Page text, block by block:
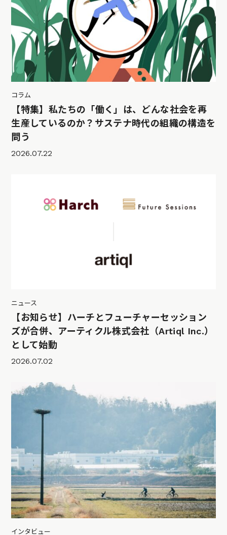
コラム
【特集】私たちの「働く」は、どんな社会を再
生産しているのか？サステナ時代の組織の構造を
問う
2026.07.22
ニュース
【お知らせ】ハーチとフューチャーセッション
ズが合併、アーティクル株式会社（Artiql Inc.）
として始動
2026.07.02
インタビュー